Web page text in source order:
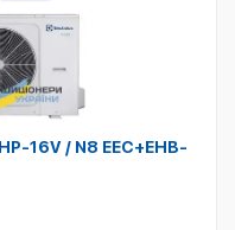
16V / N8 EEC+EHB-